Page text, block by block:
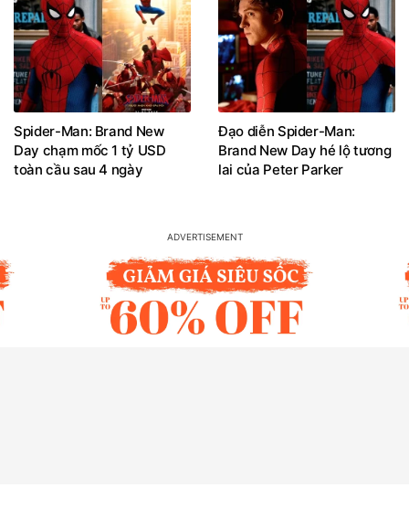
Spider-Man: Brand New
Day chạm mốc 1 tỷ USD
toàn cầu sau 4 ngày
Đạo diễn Spider-Man:
Brand New Day hé lộ tương
lai của Peter Parker